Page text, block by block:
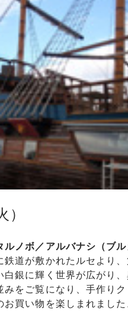
）
ノボ／アルバナシ（ブル
鉄道が敷かれたルセより
白銀に輝く世界が広がり
みをご覧になり、手作り
お買い物を楽しまれまし